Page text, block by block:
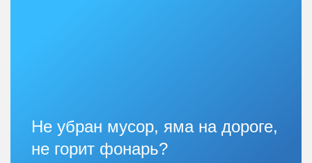
Не убран мусор, яма на дороге,
не горит фонарь?